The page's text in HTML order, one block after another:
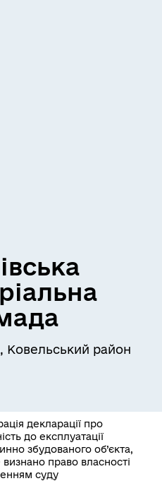
Ковельський район
декларації про
до експлуатації
збудованого об’єкта,
визнано право власності
суду